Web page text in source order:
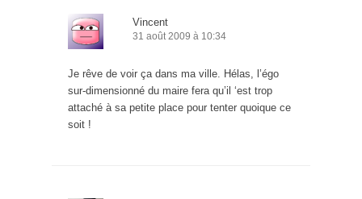
Vincent
31 août 2009 à 10:34
Je rêve de voir ça dans ma ville. Hélas, l’égo
sur-dimensionné du maire fera qu’il ‘est trop
attaché à sa petite place pour tenter quoique ce
soit !